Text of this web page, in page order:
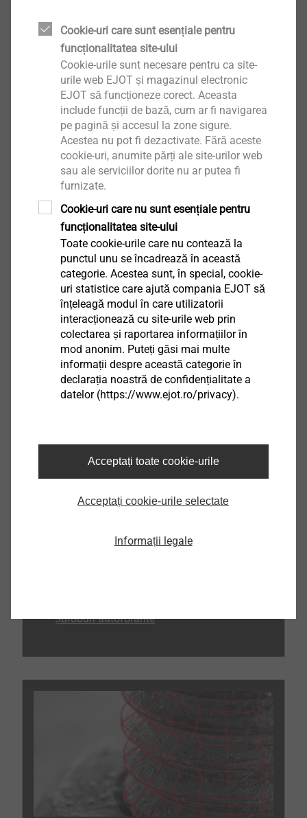
Partea 1 - Tipuri de șuruburi
În prima parte a ghidului nostru pentru șuruburi
autoforante vă vom oferi o prezentare generală a
diferitelor tipuri de șuruburi și veți afla mai multe
despre caracteristicile speciale respective.
Mai mult
AUTOFORANTE
Citiți și următoarele articole din ghidul șuruburilor
Partea 2 – Stiluri de cap și tipuri de unități
șuruburi autoforante
Cookie-uri care sunt esențiale pentru
funcționalitatea site-ului
Cookie-urile sunt necesare pentru ca site-
urile web EJOT și magazinul electronic
EJOT să funcționeze corect. Aceasta
include funcții de bază, cum ar fi navigarea
pe pagină și accesul la zone sigure.
Acestea nu pot fi dezactivate. Fără aceste
cookie-uri, anumite părți ale site-urilor web
sau ale serviciilor dorite nu ar putea fi
furnizate.
Cookie-uri care nu sunt esențiale pentru
funcționalitatea site-ului
Toate cookie-urile care nu contează la
punctul unu se încadrează în această
categorie. Acestea sunt, în special, cookie-
uri statistice care ajută compania EJOT să
înțeleagă modul în care utilizatorii
interacționează cu site-urile web prin
colectarea și raportarea informațiilor în
mod anonim. Puteți găsi mai multe
informații despre această categorie în
declarația noastră de confidențialitate a
datelor (https://www.ejot.ro/privacy).
Acceptați toate cookie-urile
Acceptați cookie-urile selectate
Informații legale